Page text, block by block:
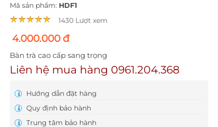
Mã sản phẩm: HDF1
1430 Lượt xem
4.000.000 đ
Bàn trà cao cấp sang trọng
Liên hệ mua hàng 0961.204.368
Hướng dẫn đặt hàng
Quy định bảo hành
Trung tâm bảo hành